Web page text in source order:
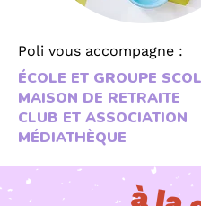
Poli vous accompagne :
ÉCOLE ET GROUPE
MAISON DE RETRAITE
CLUB ET ASSOCIATION
MÉDIATHÈQUE